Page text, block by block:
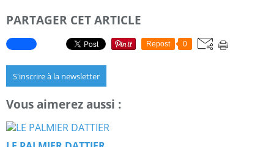
PARTAGER CET ARTICLE
Repost 0
S'inscrire à la newsletter
Vous aimerez aussi :